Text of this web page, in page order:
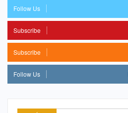
Follow Us
Subscribe
Subscribe
Follow Us